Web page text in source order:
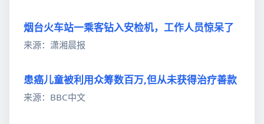
烟台火车站一乘客钻入安检机，工作人员惊呆了
来源：潇湘晨报
患癌儿童被利用众筹数百万,但从未获得治疗善款
来源：BBC中文